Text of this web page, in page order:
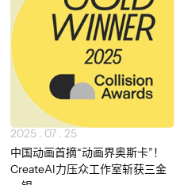
2025 . 07 . 25
中国动画首摘“动画界奥斯卡”！
CreateAI力压众工作室斩获三金